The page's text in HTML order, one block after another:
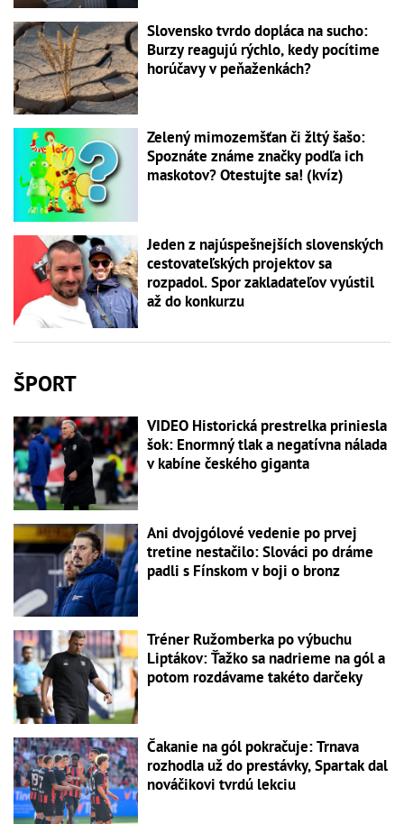
Slovensko tvrdo dopláca na sucho:
Burzy reagujú rýchlo, kedy pocítime
horúčavy v peňaženkách?
Zelený mimozemšťan či žltý šašo:
Spoznáte známe značky podľa ich
maskotov? Otestujte sa! (kvíz)
Jeden z najúspešnejších slovenských
cestovateľských projektov sa
rozpadol. Spor zakladateľov vyústil
až do konkurzu
ŠPORT
VIDEO Historická prestrelka priniesla
šok: Enormný tlak a negatívna nálada
v kabíne českého giganta
Ani dvojgólové vedenie po prvej
tretine nestačilo: Slováci po dráme
padli s Fínskom v boji o bronz
Tréner Ružomberka po výbuchu
Liptákov: Ťažko sa nadrieme na gól a
potom rozdávame takéto darčeky
Čakanie na gól pokračuje: Trnava
rozhodla už do prestávky, Spartak dal
nováčikovi tvrdú lekciu